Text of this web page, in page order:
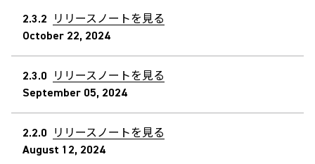
2.3.2 リリースノートを見る
October 22, 2024
2.3.0 リリースノートを見る
September 05, 2024
2.2.0 リリースノートを見る
August 12, 2024